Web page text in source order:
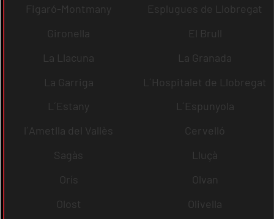
Figaró-Montmany
Esplugues de Llobregat
Gironella
El Brull
La Llacuna
La Granada
La Garriga
L´Hospitalet de Llobregat
L´Estany
L´Espunyola
l´Ametlla del Vallès
Cervelló
Sagàs
Lluçà
Orís
Olvan
Olost
Olivella